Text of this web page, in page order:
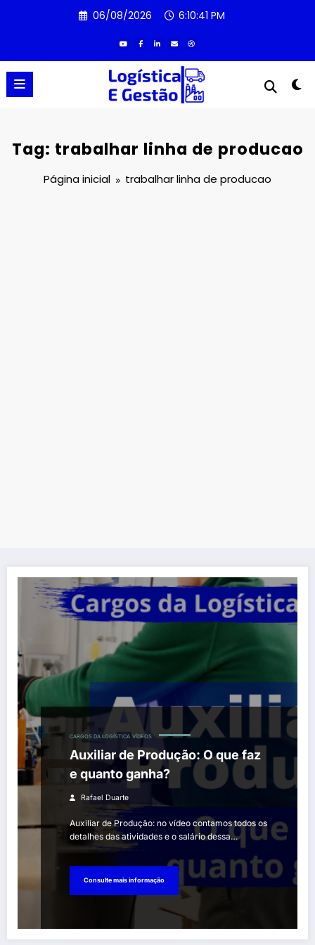
06/08/2026 6:10:41 PM
Tag: trabalhar linha de producao
Página inicial trabalhar linha de producao
CARGOS DA LOGÍSTICA VÍDEOS
Auxiliar de Produção: O que faz
e quanto ganha?
Rafael Duarte
Auxiliar de Produção: no vídeo contamos todos os
detalhes das atividades e o salário dessa…
Consulte mais informação